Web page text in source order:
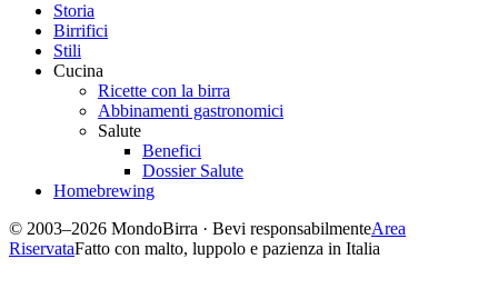
Storia
Birrifici
Stili
Cucina
Ricette con la birra
Abbinamenti gastronomici
Salute
Benefici
Dossier Salute
Homebrewing
© 2003–2026 MondoBirra · Bevi responsabilmenteArea
RiservataFatto con malto, luppolo e pazienza in Italia